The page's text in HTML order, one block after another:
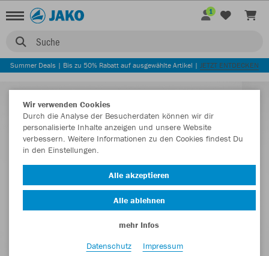
Suche
1
Summer Deals | Bis zu 50% Rabatt auf ausgewählte Artikel | JETZT ENTDECKEN
Wir verwenden Cookies
Durch die Analyse der Besucherdaten können wir dir
personalisierte Inhalte anzeigen und unsere Website
verbessern. Weitere Informationen zu den Cookies findest Du
in den Einstellungen.
Alle akzeptieren
Alle ablehnen
mehr Infos
Datenschutz
Impressum